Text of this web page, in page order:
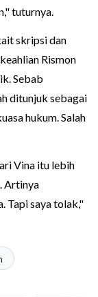
tuturnya.
skripsi dan
Rismon
Sebab
ditunjuk sebagai
hukum. Salah
Vina itu lebih
Artinya
Tapi saya tolak,"